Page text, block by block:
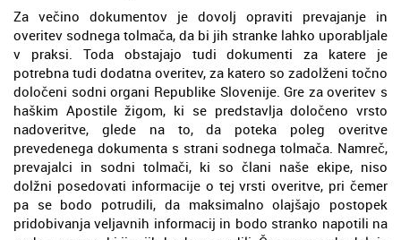
Za večino dokumentov je dovolj opraviti prevajanje in
overitev sodnega tolmača, da bi jih stranke lahko uporabljale
v praksi. Toda obstajajo tudi dokumenti za katere je
potrebna tudi dodatna overitev, za katero so zadolženi točno
določeni sodni organi Republike Slovenije. Gre za overitev s
haškim Apostile žigom, ki se predstavlja določeno vrsto
nadoveritve, glede na to, da poteka poleg overitve
prevedenega dokumenta s strani sodnega tolmača. Namreč,
prevajalci in sodni tolmači, ki so člani naše ekipe, niso
dolžni posedovati informacije o tej vrsti overitve, pri čemer
pa se bodo potrudili, da maksimalno olajšajo postopek
pridobivanja veljavnih informacij in bodo stranko napotili na